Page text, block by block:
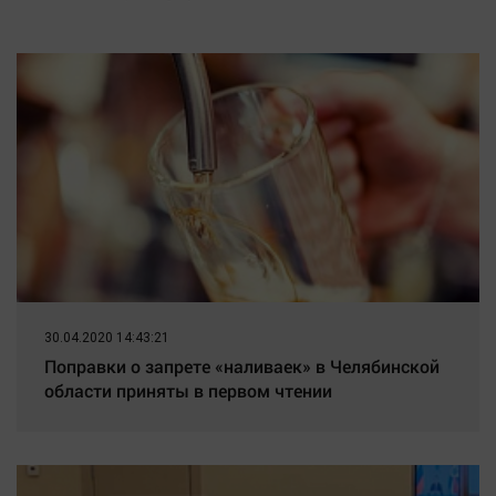
Персона
Последняя инстанция
07/08/2026 – Новости
30.04.2020 14:43:21
Поправки о запрете «наливаек» в Челябинской
области приняты в первом чтении